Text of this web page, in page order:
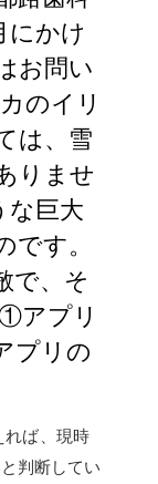
にかけ
お問い
のイリ
は、雪
りませ
な巨大
す。
で、そ
アプリ
プリの
ば、現時
判断してい